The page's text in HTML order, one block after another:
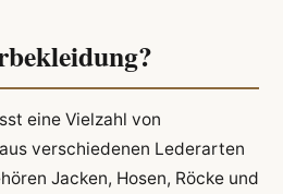
eine Vielzahl von
verschiedenen Lederarten
Jacken, Hosen, Röcke und